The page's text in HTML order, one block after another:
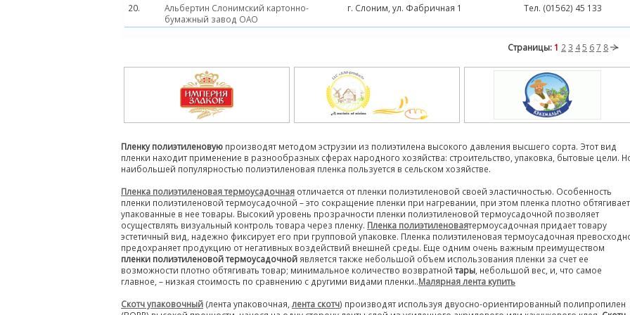
20.
Альбертин Слонимский картонно-
бумажный завод ОАО
г. Слоним, ул. Фабричная 1 Тел. (01562) 45 133
Страницы: 1 2 3 45 67 8
Пленку полиэтиленовую производят методом эструзии из полиэтилена высокого давления высшего сорта. Этот вид
пленки находит применение в разнообразных сферах народного хозяйства: строительство, упаковка, бытовые цели.
наибольшей популярностью полиэтиленовая пленка пользуется в сельском хозяйстве.
Пленка полиэтиленовая термоусадочная отличается от пленки полиэтиленовой своей эластичностью. Особенность
пленки полиэтиленовой термоусадочной – это сокращение пленки при нагревании, при этом пленка плотно обтягивает
упакованные в нее товары. Высокий уровень прозрачности пленки полиэтиленовой термоусадочной позволяет
осуществлять визуальный контроль товара через пленку. Пленка полиэтиленоваятермоусадочная придает товару
эстетичный вид, надежно фиксирует его при групповой упаковке. Пленка полиэтиленовая термоусадочная
предохраняет продукцию от негативных воздействий внешней среды. Еще одним очень важным преимуществом
пленки полиэтиленовой термоусадочной является также небольшой объем использования пленки за счет ее
возможности плотно обтягивать товар; минимальное количество возвратной тары , небольшой вес, и, что самое
главное, – низкая стоимость по сравнению с другими видами пленки..Малярная лента купить
Скотч упаковочный (лента упаковочная, лента скотч) производят используя двуосно-ориентированный полипропилен